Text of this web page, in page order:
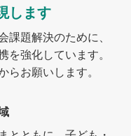
します
課題解決のために、
を強化しています。
らお願いします。